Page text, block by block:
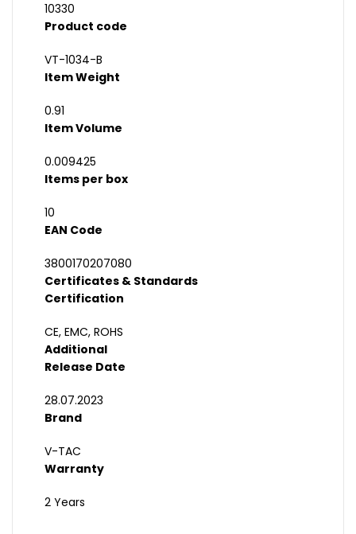
10330
Product code
VT-1034-B
Item Weight
0.91
Item Volume
0.009425
Items per box
10
EAN Code
3800170207080
Certificates & Standards
Certification
CE, EMC, ROHS
Additional
Release Date
28.07.2023
Brand
V-TAC
Warranty
2 Years